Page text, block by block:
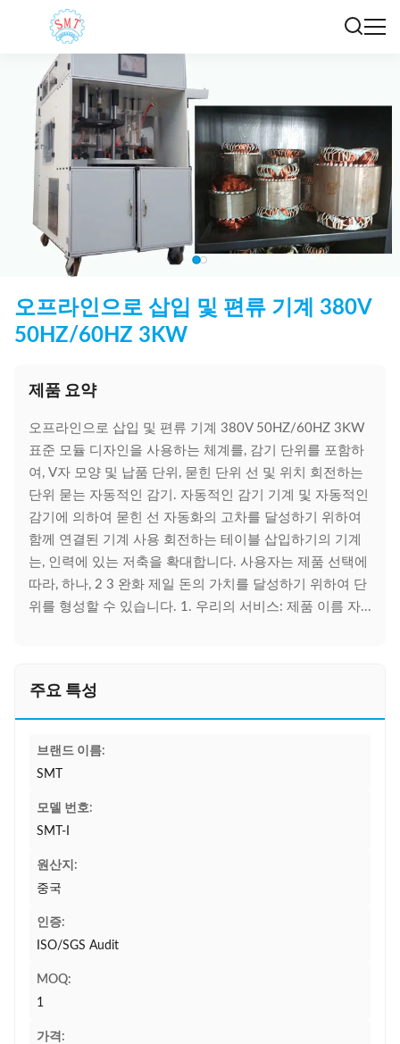
오프라인으로 삽입 및 편류 기계 380V
50HZ/60HZ 3KW
제품 요약
오프라인으로 삽입 및 편류 기계 380V 50HZ/60HZ 3KW
표준 모듈 디자인을 사용하는 체계를, 감기 단위를 포함하
여, V자 모양 및 납품 단위, 묻힌 단위 선 및 위치 회전하는
단위 묻는 자동적인 감기. 자동적인 감기 기계 및 자동적인
감기에 의하여 묻힌 선 자동화의 고차를 달성하기 위하여
함께 연결된 기계 사용 회전하는 테이블 삽입하기의 기계
는, 인력에 있는 저축을 확대합니다. 사용자는 제품 선택에
따라, 하나, 2 3 완화 제일 돈의 가치를 달성하기 위하여 단
위를 형성할 수 있습니다. 1. 우리의 서비스: 제품 이름 자...
주요 특성
브랜드 이름:
SMT
모델 번호:
SMT-I
원산지:
중국
인증:
ISO/SGS Audit
MOQ:
1
가격: